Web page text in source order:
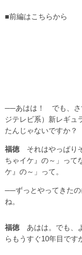
■前編はこちらから
──あはは！ でも、さ
ジテレビ系）新レギュ
たんじゃないですか？
福徳 それはやっぱり
ちゃイケ』の～」って
ケ』の～」って。
──ずっとやってきたの
ね。
福徳 あはは。でも、
らもうすぐ10年目です